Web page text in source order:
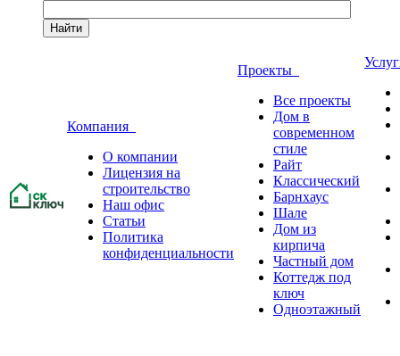
Найти
Компания
О компании
Лицензия на
строительство
Наш офис
Статьи
Политика
конфиденциальности
Проекты
Все проекты
Дом в
современном
стиле
Райт
Классический
Барнхаус
Шале
Дом из
кирпича
Частный дом
Коттедж под
ключ
Одноэтажный